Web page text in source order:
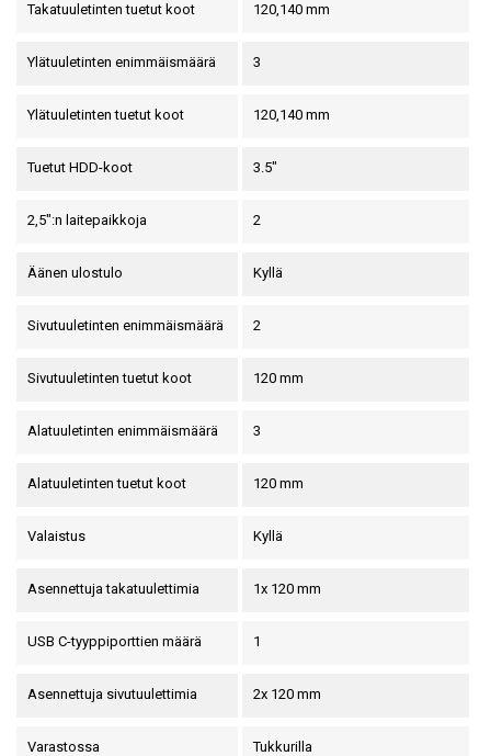
Takatuuletinten tuetut koot 120,140 mm
Ylätuuletinten enimmäismäärä 3
Ylätuuletinten tuetut koot 120,140 mm
Tuetut HDD-koot 3.5"
2,5":n laitepaikkoja 2
Äänen ulostulo Kyllä
Sivutuuletinten enimmäismäärä 2
Sivutuuletinten tuetut koot 120 mm
Alatuuletinten enimmäismäärä 3
Alatuuletinten tuetut koot 120 mm
Valaistus Kyllä
Asennettuja takatuulettimia 1x 120 mm
USB C-tyyppiporttien määrä 1
Asennettuja sivutuulettimia 2x 120 mm
Varastossa Tukkurilla